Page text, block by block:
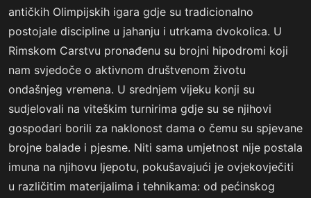
antičkih Olimpijskih igara gdje su tradicionalno
postojale discipline u jahanju i utrkama dvokolica. U
Rimskom Carstvu pronađenu su brojni hipodromi koji
nam svjedoče o aktivnom društvenom životu
ondašnjeg vremena. U srednjem vijeku konji su
sudjelovali na viteškim turnirima gdje su se njihovi
gospodari borili za naklonost dama o čemu su spjevane
brojne balade i pjesme. Niti sama umjetnost nije postala
imuna na njihovu ljepotu, pokušavajući je ovjekovječiti
u različitim materijalima i tehnikama: od pećinskog